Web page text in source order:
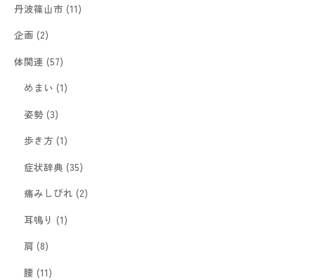
丹波篠山市 (11)
企画 (2)
体関連 (57)
めまい (1)
姿勢(3)
歩き方 (1)
症状辞典 (35)
痛みしびれ (2)
耳鳴り (1)
肩 (8)
腰 (11)